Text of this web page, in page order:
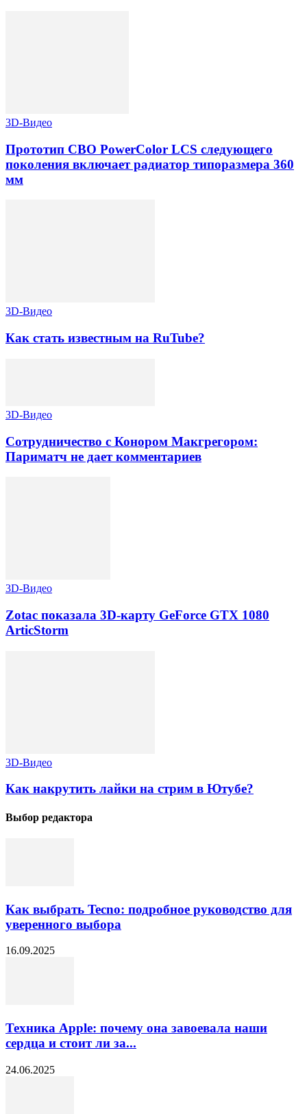
3D-Видео
Прототип СВО PowerColor LCS следующего
поколения включает радиатор типоразмера 360
мм
3D-Видео
Как стать известным на RuTube?
3D-Видео
Сотрудничество с Конором Макгрегором:
Париматч не дает комментариев
3D-Видео
Zotac показала 3D-карту GeForce GTX 1080
ArticStorm
3D-Видео
Как накрутить лайки на стрим в Ютубе?
Выбор редактора
Как выбрать Tecno: подробное руководство для
уверенного выбора
16.09.2025
Техника Apple: почему она завоевала наши
сердца и стоит ли за...
24.06.2025